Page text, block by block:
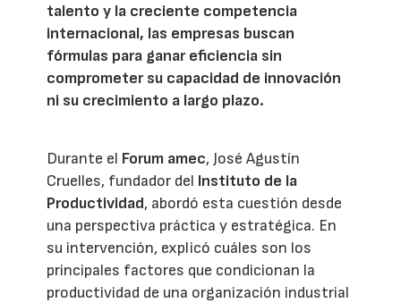
talento y la creciente competencia
internacional, las empresas buscan
fórmulas para ganar eficiencia sin
comprometer su capacidad de innovación
ni su crecimiento a largo plazo.
Durante el Forum amec, José Agustín
Cruelles, fundador del Instituto de la
Productividad, abordó esta cuestión desde
una perspectiva práctica y estratégica. En
su intervención, explicó cuáles son los
principales factores que condicionan la
productividad de una organización industrial